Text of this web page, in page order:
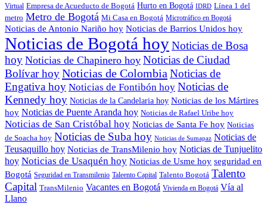
Virtual Empresa de Acueducto de Bogotá Hurto en Bogotá IDRD Línea 1 del
metro Metro de Bogotá Mi Casa en Bogotá Microtráfico en Bogotá
Noticias de Antonio Nariño hoy Noticias de Barrios Unidos hoy
Noticias de Bogotá hoyNoticias de Bosa
hoy Noticias de Chapinero hoy Noticias de Ciudad
Bolívar hoyNoticias de Colombia Noticias de
Engativa hoy Noticias de Fontibón hoy Noticias de
Kennedy hoy Noticias de la Candelaria hoy Noticias de los Mártires
hoy Noticias de Puente Aranda hoy Noticias de Rafael Uribe hoy
Noticias de San Cristóbal hoy Noticias de Santa Fe hoy Noticias
de Soacha hoy Noticias de Suba hoy Noticias de Sumapaz Noticias de
Teusaquillo hoy Noticias de TransMilenio hoy Noticias de Tunjuelito
hoy Noticias de Usaquén hoy Noticias de Usme hoy seguridad en
Bogotá Seguridad en Transmilenio Taleento Capital Talento Bogotá Talento
Capital TransMilenio Vacantes en Bogotá Vivienda en Bogotá Vía al
Llano